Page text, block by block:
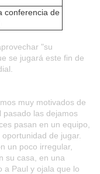
conferencia de
"su
se jugará este fin de
muy motivados de
las dejamos
pasan en un equipo,
de jugar.
un poco irregular,
su casa, en una
a Paul y ojala que lo